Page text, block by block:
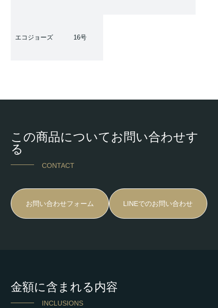
エコジョーズ 16号
この商品についてお問い合わせす
る
CONTACT
お問い合わせフォーム LINEでのお問い合わせ
金額に含まれる内容
INCLUSIONS